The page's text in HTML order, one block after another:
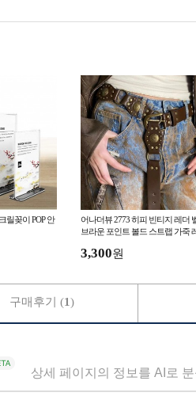
릴꽂이 POP 안
어나더뷰 2773 히피 빈티지 레더
브라운 포인트 볼드 스트랩 가죽
3,300원
상세 페이지의 정보를 AI로
구매후기 (1)